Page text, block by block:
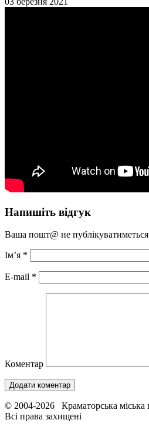
Напишіть відгук
Ваша пошт@ не
Ім’я *
E-mail *
Коментар
© 2004-2026 Краматорська міська
Всі права захищені